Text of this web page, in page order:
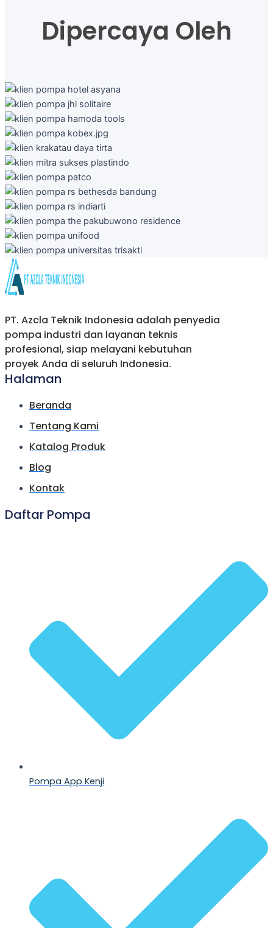
Dipercaya Oleh
PT. Azcla Teknik Indonesia adalah penyedia
pompa industri dan layanan teknis
profesional, siap melayani kebutuhan
proyek Anda di seluruh Indonesia.
Halaman
Beranda
Tentang Kami
Katalog Produk
Blog
Kontak
Daftar Pompa
Pompa App Kenji